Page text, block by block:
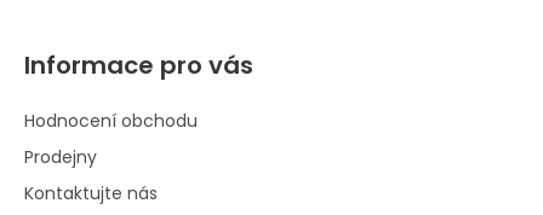
Informace pro vás
Hodnocení obchodu
Prodejny
Kontaktujte nás